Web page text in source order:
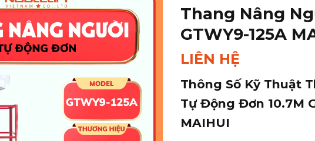
Thang Nâng
GTWY9-125A
LIÊN HỆ
Thông Số Kỹ Thuật
Tự Động Đơn 10.7M
MAIHUI